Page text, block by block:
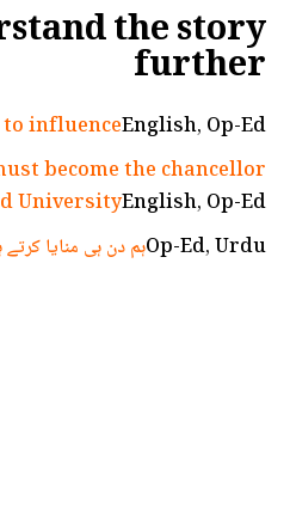
the story
further
influenceEnglish, Op-Ed
become the chancellor
UniversityEnglish, Op-Ed
ہم دن ہی منایا کرتےOp-Ed, Urdu